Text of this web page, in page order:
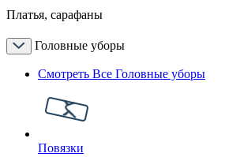
Платья, сарафаны
Головные уборы
Смотреть Все Головные уборы
Повязки